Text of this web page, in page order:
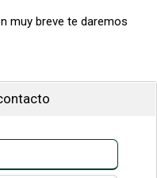
muy breve te daremos